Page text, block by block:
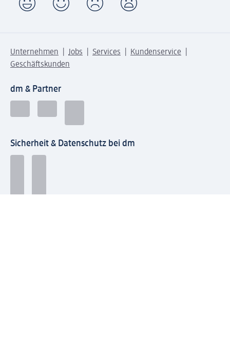
Unternehmen Jobs Services
Kundenservice
Geschäftskunden
dm & Partner
Sicherheit & Datenschutz bei dm